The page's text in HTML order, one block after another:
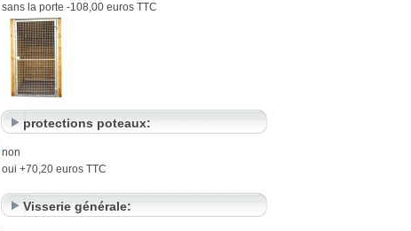
sans la porte -108,00 euros TTC
protections poteaux:
non
oui +70,20 euros TTC
Visserie générale: